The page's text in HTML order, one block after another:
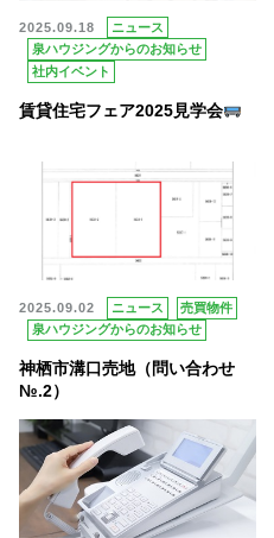
2025.09.18
ニュース
泉ハウジングからのお知らせ
社内イベント
賃貸住宅フェア2025見学会
2025.09.02 ニュース
売買物件
泉ハウジングからのお知らせ
神栖市溝口売地（問い合わせ
№.2）